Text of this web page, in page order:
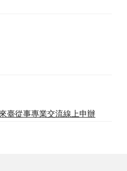
臺從事專業交流線上申辦